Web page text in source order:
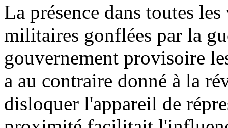
La présence dans toutes
militaires gonflées par la
gouvernement provisoire
a au contraire donné à la
disloquer l'appareil de